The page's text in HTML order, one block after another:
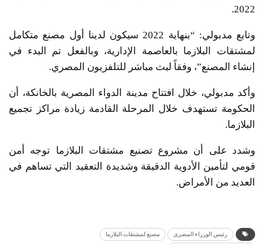
2022.
وتابع مدبولي: “بنهاية 2022 سيكون لدينا أول مصنع متكامل
لمشتقات البلازما بالعاصمة الإدارية، وبالفعل تم البدء في
إنشاء المصنع”، وفقاً لبث مباشر للتلفزيون المصري.
وأكد مدبولي، خلال افتتاح مدينة الدواء المصرية بالخانكة، أن
الحكومة تستهدف خلال المرحلة القادمة زيادة مراكز تجميع
البلازما.
وشدد على أن مشروع تصنيع مشتقات البلازما توجه أمن
قومي لتأمين الأدوية الدقيقة وشديدة التعقيد التي تساهم في
العديد من الأمراض.
رئيس الوزراء المصرى مصنع لمشتقات البلازما